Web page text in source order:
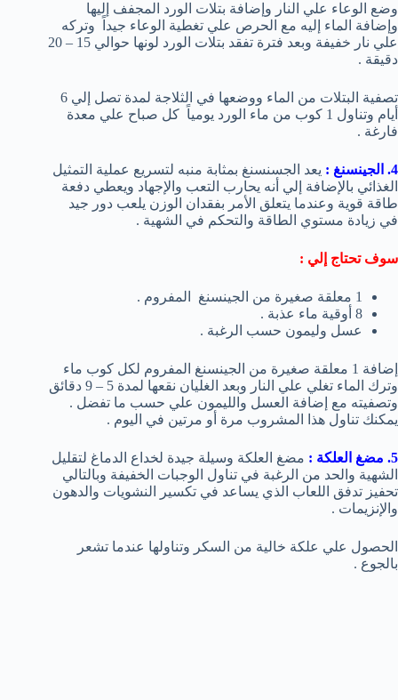
وضع الوعاء علي النار وإضافة بتلات الورد المجفف إليها
وإضافة الماء إليه مع الحرص علي تغطية الوعاء جيداً وتركه
علي نار خفيفة وبعد فترة تفقد بتلات الورد لونها حوالي 15 – 20
دقيقة .
تصفية البتلات من الماء ووضعها في الثلاجة لمدة تصل إلي 6
أيام وتناول 1 كوب من ماء الورد يومياً كل صباح علي معدة
فارغة .
4. الجينسنغ :
يعد الجسنسنغ بمثابة منبه لتسريع عملية التمثيل
الغذائي بالإضافة إلي أنه يحارب التعب والإجهاد ويعطي دفعة
طاقة قوية وعندما يتعلق الأمر بفقدان الوزن يلعب دور جيد
في زيادة مستوي الطاقة والتحكم في الشهية .
سوف تحتاج إلي :
1 معلقة صغيرة من الجينسنغ المفروم .
8 أوقية ماء عذبة .
عسل وليمون حسب الرغبة .
إضافة 1 معلقة صغيرة من الجينسنغ المفروم لكل كوب ماء
وترك الماء تغلي علي النار وبعد الغليان نقعها لمدة 5 – 9 دقائق
وتصفيته مع إضافة العسل والليمون علي حسب ما تفضل .
يمكنك تناول هذا المشروب مرة أو مرتين في اليوم .
5. مضغ العلكة :
مضغ العلكة وسيلة جيدة لخداع الدماغ لتقليل
الشهية والحد من الرغبة في تناول الوجبات الخفيفة وبالتالي
تحفيز تدفق اللعاب الذي يساعد في تكسير النشويات والدهون
والإنزيمات .
الحصول علي علكة خالية من السكر وتناولها عندما تشعر
بالجوع .